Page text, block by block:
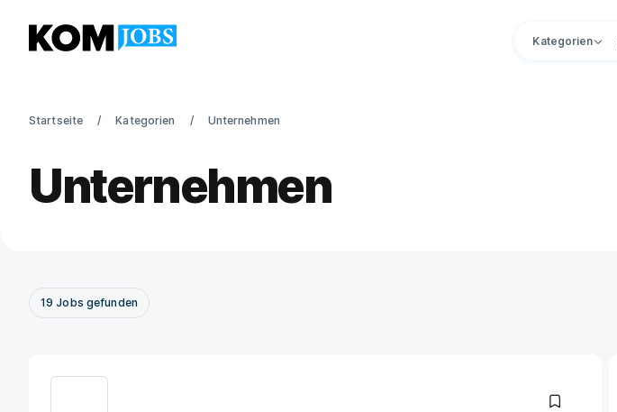
Kategorien
Startseite Kategorien Unternehmen
Unternehmen
19 Jobs gefunden